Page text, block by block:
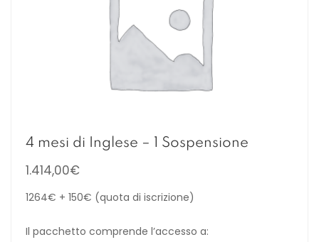
4 mesi di Inglese – 1 Sospensione
1.414,00€
1264€ + 150€ (quota di iscrizione)
Il pacchetto comprende l’accesso a: